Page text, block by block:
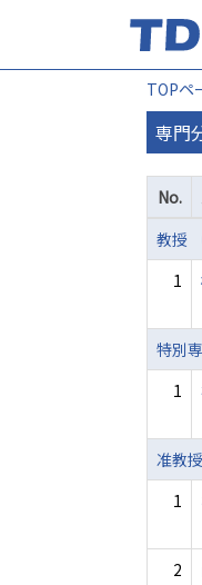
TOPペ
専門
No.
教授
1
特別
1
准教
1
2